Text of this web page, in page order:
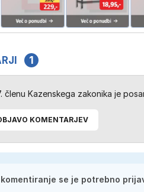
1
členu Kazenskega zakonika je
KOMENTARJEV